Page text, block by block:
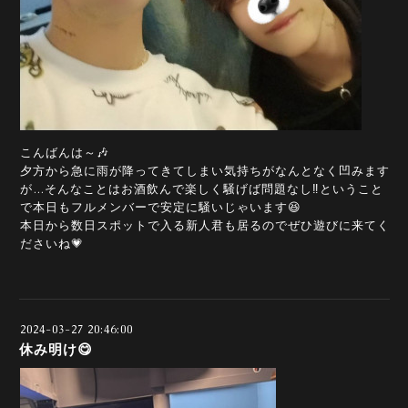
こんばんは～🎶
夕方から急に雨が降ってきてしまい気持ちがなんとなく凹みます
が…そんなことはお酒飲んで楽しく騒げば問題なし‼️ということ
で本日もフルメンバーで安定に騒いじゃいます😆
本日から数日スポットで入る新人君も居るのでぜひ遊びに来てく
ださいね💗
2024-03-27 20:46:00
休み明け😋